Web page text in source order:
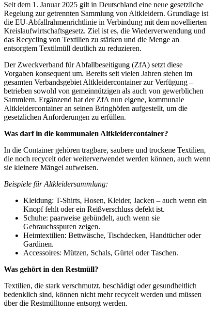
Seit dem 1. Januar 2025 gilt in Deutschland eine neue gesetzliche
Regelung zur getrennten Sammlung von Altkleidern. Grundlage ist
die EU-Abfallrahmenrichtlinie in Verbindung mit dem novellierten
Kreislaufwirtschaftsgesetz. Ziel ist es, die Wiederverwendung und
das Recycling von Textilien zu stärken und die Menge an
entsorgtem Textilmüll deutlich zu reduzieren.
Der Zweckverband für Abfallbeseitigung (ZfA) setzt diese
Vorgaben konsequent um. Bereits seit vielen Jahren stehen im
gesamten Verbandsgebiet Altkleidercontainer zur Verfügung –
betrieben sowohl von gemeinnützigen als auch von gewerblichen
Sammlern. Ergänzend hat der ZfA nun eigene, kommunale
Altkleidercontainer an seinen Bringhöfen aufgestellt, um die
gesetzlichen Anforderungen zu erfüllen.
Was darf in die kommunalen Altkleidercontainer?
In die Container gehören tragbare, saubere und trockene Textilien,
die noch recycelt oder weiterverwendet werden können, auch wenn
sie kleinere Mängel aufweisen.
Beispiele für Altkleidersammlung:
Kleidung: T-Shirts, Hosen, Kleider, Jacken – auch wenn ein
Knopf fehlt oder ein Reißverschluss defekt ist.
Schuhe: paarweise gebündelt, auch wenn sie
Gebrauchsspuren zeigen.
Heimtextilien: Bettwäsche, Tischdecken, Handtücher oder
Gardinen.
Accessoires: Mützen, Schals, Gürtel oder Taschen.
Was gehört in den Restmüll?
Textilien, die stark verschmutzt, beschädigt oder gesundheitlich
bedenklich sind, können nicht mehr recycelt werden und müssen
über die Restmülltonne entsorgt werden.